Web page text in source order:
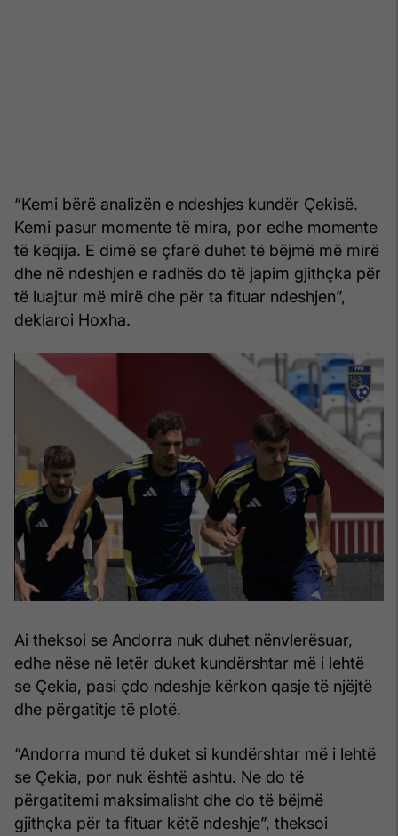
“Kemi bërë analizën e ndeshjes kundër Çekisë.
Kemi pasur momente të mira, por edhe momente
të këqija. E dimë se çfarë duhet të bëjmë më mirë
dhe në ndeshjen e radhës do të japim gjithçka për
të luajtur më mirë dhe për ta fituar ndeshjen”,
deklaroi Hoxha.
Ai theksoi se Andorra nuk duhet nënvlerësuar,
edhe nëse në letër duket kundërshtar më i lehtë
se Çekia, pasi çdo ndeshje kërkon qasje të njëjtë
dhe përgatitje të plotë.
“Andorra mund të duket si kundërshtar më i lehtë
se Çekia, por nuk është ashtu. Ne do të
përgatitemi maksimalisht dhe do të bëjmë
gjithçka për ta fituar këtë ndeshje”, theksoi